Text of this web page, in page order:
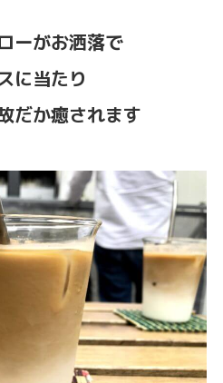
ーがお洒落で
に当たり
だか癒されます